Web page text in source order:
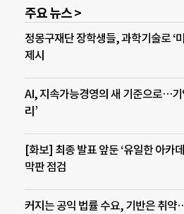
주요 뉴스 >
정몽구재단 장학생들, 과학기술로 ‘
제시
AI, 지속가능경영의 새 기준으로…기
리’
[화보] 최종 발표 앞둔 ‘유일한 아카
막판 점검
커지는 공익 법률 수요, 기반은 취약